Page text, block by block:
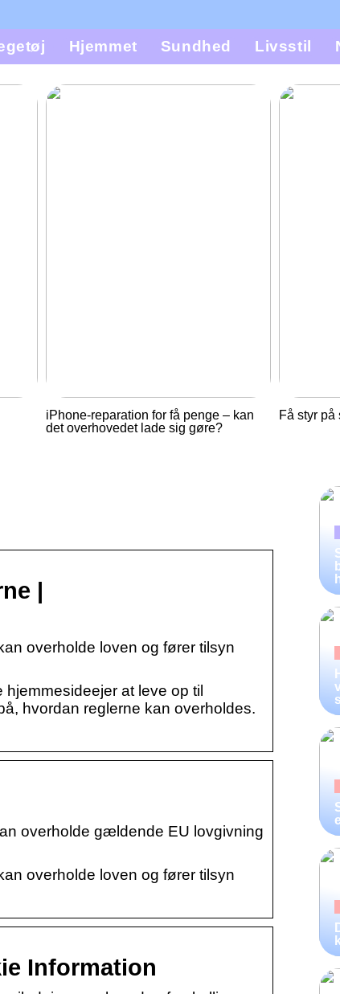
Hjemmet Sundhed Livsstil
iPhone-reparation for få penge – kan
det overhovedet lade sig gøre?
Få styr på
|
overholde loven og fører tilsyn
at leve op til
hvordan reglerne kan overholdes.
overholde gældende EU lovgivning
overholde loven og fører tilsyn
Information